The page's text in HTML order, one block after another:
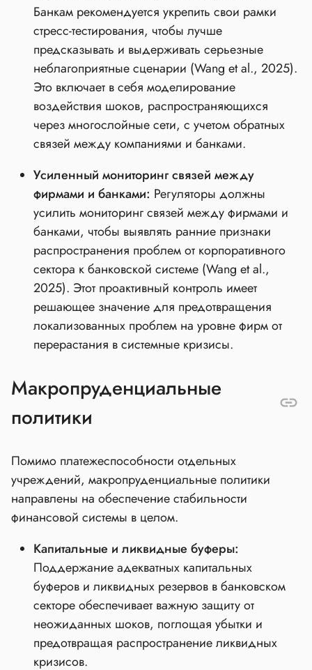
Банкам рекомендуется укрепить свои рамки
стресс-тестирования, чтобы лучше
предсказывать и выдерживать серьезные
неблагоприятные сценарии (Wang et al., 2025).
Это включает в себя моделирование
воздействия шоков, распространяющихся
через многослойные сети, с учетом обратных
связей между компаниями и банками.
Усиленный мониторинг связей между
фирмами и банками: Регуляторы должны
усилить мониторинг связей между фирмами и
банками, чтобы выявлять ранние признаки
распространения проблем от корпоративного
сектора к банковской системе (Wang et al.,
2025). Этот проактивный контроль имеет
решающее значение для предотвращения
локализованных проблем на уровне фирм от
перерастания в системные кризисы.
Макропруденциальные
политики
Помимо платежеспособности отдельных
учреждений, макропруденциальные политики
направлены на обеспечение стабильности
финансовой системы в целом.
Капитальные и ликвидные буферы:
Поддержание адекватных капитальных
буферов и ликвидных резервов в банковском
секторе обеспечивает важную защиту от
неожиданных шоков, поглощая убытки и
предотвращая распространение ликвидных
кризисов.